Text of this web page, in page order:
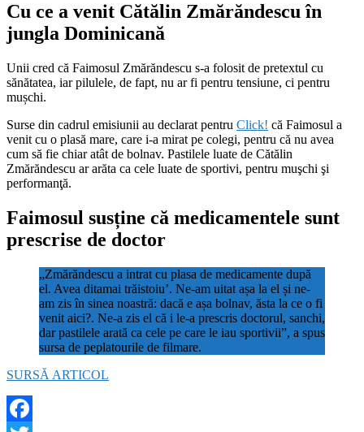
Cu ce a venit Cătălin Zmărăndescu în
jungla Dominicană
Unii cred că Faimosul Zmărăndescu s-a folosit de pretextul cu
sănătatea, iar pilulele, de fapt, nu ar fi pentru tensiune, ci pentru
mușchi.
Surse din cadrul emisiunii au declarat pentru Click! că Faimosul a
venit cu o plasă mare, care i-a mirat pe colegi, pentru că nu avea
cum să fie chiar atât de bolnav. Pastilele luate de Cătălin
Zmărăndescu ar arăta ca cele luate de sportivi, pentru muşchi şi
performanţă.
Faimosul susține că medicamentele sunt
prescrise de doctor
„Zmărăndescu a intrat cu plasa de medicamente după
el. Avea ditamai trăistoiu’. Ne-am uitat așa la el și ne-
am zis în sinea noastră: dacă e așa bolnav, ăsta la ce o fi
venit aici?. Ne-a zis el că i le-a prescris doctorul, sanchi,
dar pastilele arată ca cele pe care le iau sportivii”, a spus
sursa de peplatourile de filmare.
SURSĂ ARTICOL